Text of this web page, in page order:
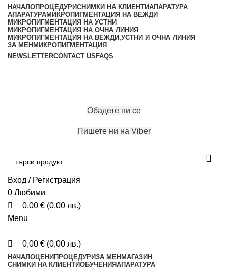
НАЧАЛОПРОЦЕДУРИСНИМКИ НА КЛИЕНТИАПАРАТУРА
АПАРАТУРАМИКРОПИГМЕНТАЦИЯ НА ВЕЖДИ
МИКРОПИГМЕНТАЦИЯ НА УСТНИ
МИКРОПИГМЕНТАЦИЯ НА ОЧНА ЛИНИЯ
МИКРОПИГМЕНТАЦИЯ НА ВЕЖДИ,УСТНИ И ОЧНА ЛИНИЯ
ЗА МЕН МИКРОПИГМЕНТАЦИЯ
NEWSLETTERCONTACT US FAQS
Обадете ни се
Пишете ни на Viber
Вход / Регистрация
0 Любими
0,00 € (0,00 лв.)
Menu
0,00 € (0,00 лв.)
НАЧАЛОЦЕНИ ПРОЦЕДУРИЗА МЕН МАГАЗИН
СНИМКИ НА КЛИЕНТИОБУЧЕНИЯАПАРАТУРА